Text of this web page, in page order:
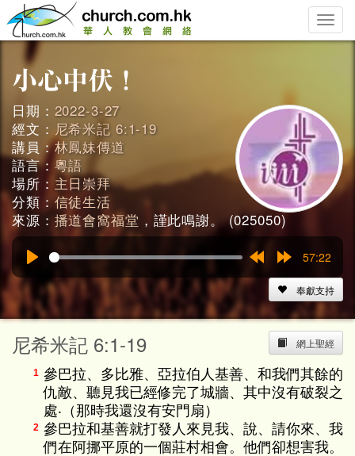
Toggle
日期： 2022-3-27
經文： 尼希米記 6:1-19
講員：林鳳妹傳道
語言： 粵語
場所： 主日崇拜
分類：信徒生活
來源：播道會窩福堂 ，謹此鳴謝。 (025050)
15s
57:22
奉獻支持
網上聖經
尼希米記 6:1-19
1 參巴拉、多比雅、亞拉伯人基善、和我們其餘的
仇敵、聽見我已經修完了城牆、其中沒有破裂之
處‧（那時我還沒有安門扇）
2 參巴拉和基善就打發人來見我、說、請你來、我
們在阿挪平原的一個莊村相會。他們卻想害我。